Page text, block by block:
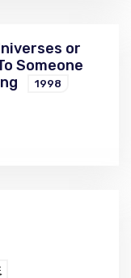
or
Someone
1998